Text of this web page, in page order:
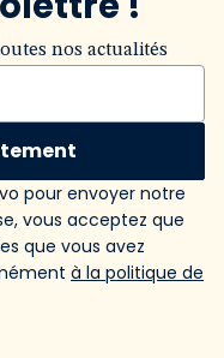
nos actualités
pour envoyer notre
vous acceptez que
que vous avez
à la politique de